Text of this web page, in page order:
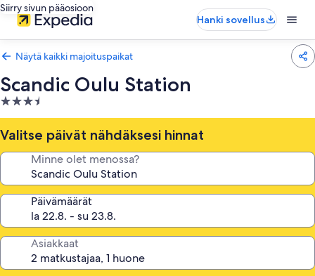
Siirry sivun pääosioon
Hanki sovellus
Näytä kaikki majoituspaikat
Scandic Oulu Station
3.5
tähden
majoituspaikka
Valitse päivät nähdäksesi hinnat
Minne olet menossa?
Päivämäärät
Asiakkaat